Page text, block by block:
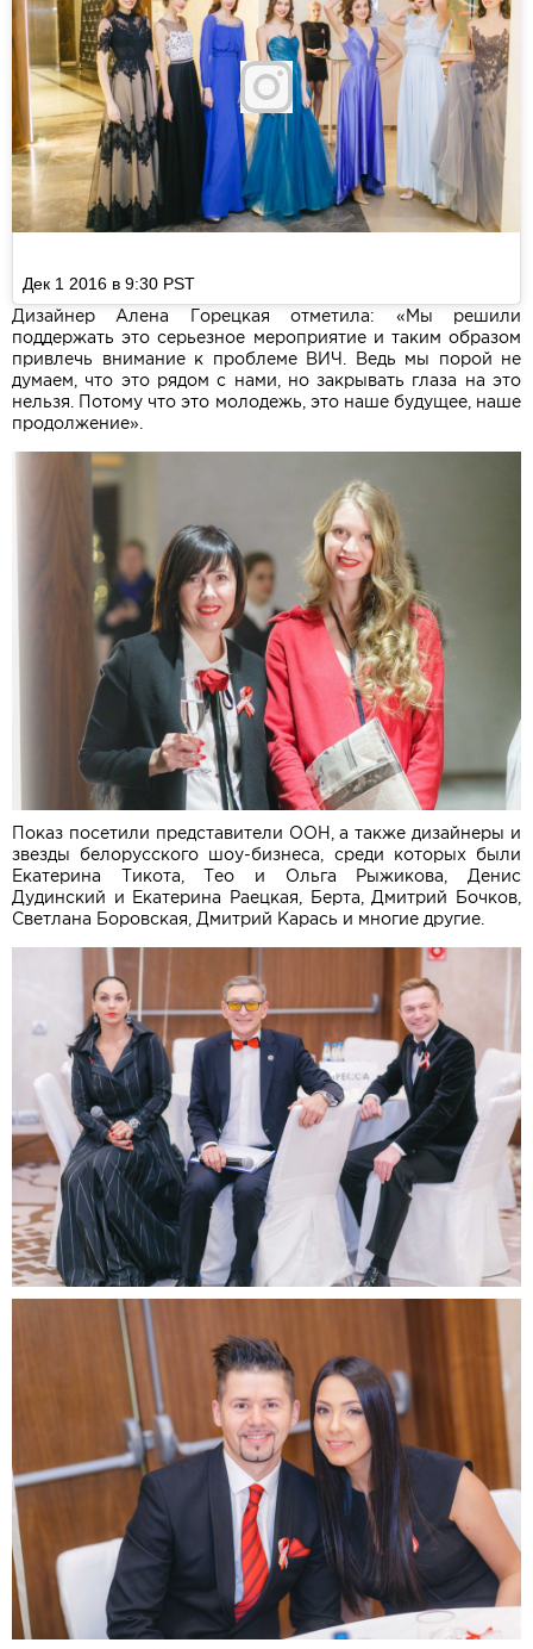
Дек 1 2016 в 9:30 PST
Дизайнер Алена Горецкая отметила: «Мы решили
поддержать это серьезное мероприятие и таким образом
привлечь внимание к проблеме ВИЧ. Ведь мы порой не
думаем, что это рядом с нами, но закрывать глаза на это
нельзя. Потому что это молодежь, это наше будущее, наше
продолжение».
Показ посетили представители ООН, а также дизайнеры и
звезды белорусского шоу-бизнеса, среди которых были
Екатерина Тикота, Тео и Ольга Рыжикова, Денис
Дудинский и Екатерина Раецкая, Берта, Дмитрий Бочков,
Светлана Боровская, Дмитрий Карась и многие другие.